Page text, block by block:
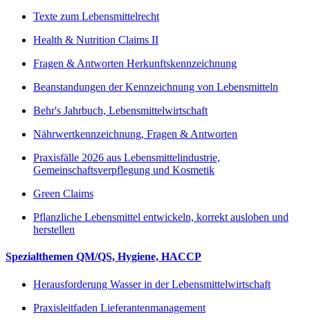
Texte zum Lebensmittelrecht
Health & Nutrition Claims II
Fragen & Antworten Herkunftskennzeichnung
Beanstandungen der Kennzeichnung von Lebensmitteln
Behr's Jahrbuch, Lebensmittelwirtschaft
Nährwertkennzeichnung, Fragen & Antworten
Praxisfälle 2026 aus Lebensmittelindustrie,
Gemeinschaftsverpflegung und Kosmetik
Green Claims
Pflanzliche Lebensmittel entwickeln, korrekt ausloben und
herstellen
Spezialthemen QM/QS, Hygiene, HACCP
Herausforderung Wasser in der Lebensmittelwirtschaft
Praxisleitfaden Lieferantenmanagement